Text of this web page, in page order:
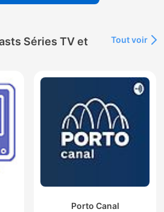
Séries TV et
Tout voir
Porto Canal